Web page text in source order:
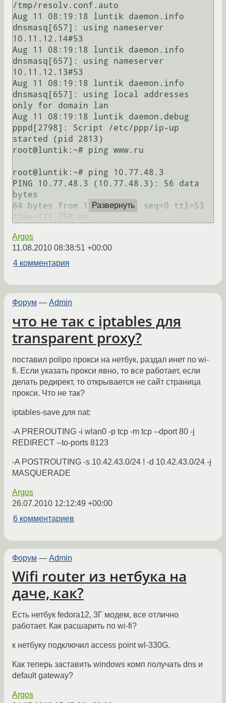
/tmp/resolv.conf.auto
Aug 11 08:19:18 luntik daemon.info
dnsmasq[657]: using nameserver
10.11.12.14#53
Aug 11 08:19:18 luntik daemon.info
dnsmasq[657]: using nameserver
10.11.12.13#53
Aug 11 08:19:18 luntik daemon.info
dnsmasq[657]: using local addresses
only for domain lan
Aug 11 08:19:18 luntik daemon.debug
pppd[2798]: Script /etc/ppp/ip-up
started (pid 2813)
root@luntik:~# ping www.ru
root@luntik:~# ping 10.77.48.3
PING 10.77.48.3 (10.77.48.3): 56 data
bytes
64 bytes from 10.77.48.3: seq=0 ttl=53
Развернуть
Argos
11.08.2010 08:38:51 +00:00
4 комментария
Форум — Admin
что не так с iptables для
transparent proxy?
поставил polipo прокси на нетбук, раздал инет по wi-
fi. Если указать прокси явно, то все работает, если
делать редирект, то открывается не сайт страница
прокси. Что не так?
iptables-save для nat:
-A PREROUTING -i wlan0 -p tcp -m tcp --dport 80 -j
REDIRECT --to-ports 8123
-A POSTROUTING -s 10.42.43.0/24 ! -d 10.42.43.0/24 -j
MASQUERADE
Argos
26.07.2010 12:12:49 +00:00
6 комментариев
Форум — Admin
Wifi router из нетбука на
даче, как?
Есть нетбук fedora12, 3Г модем, все отлично
работает. Как расшарить по wi-fi?
к нетбуку подключил access point wl-330G.
Как теперь заставить windows комп получать dns и
default gateway?
Argos